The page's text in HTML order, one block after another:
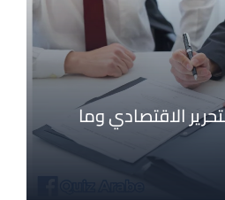
الاقتصادي وما